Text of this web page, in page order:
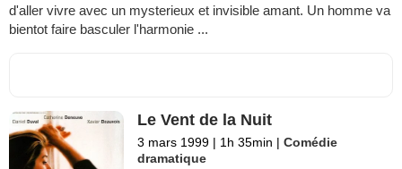
d'aller vivre avec un mysterieux et invisible amant. Un homme va
bientot faire basculer l'harmonie ...
Le Vent de la Nuit
3 mars 1999 | 1h 35min | Comédie
dramatique